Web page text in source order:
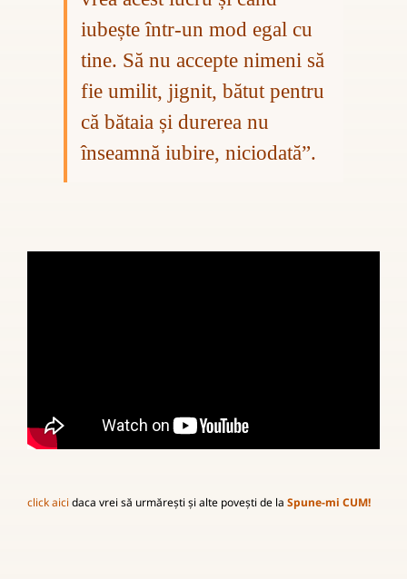
iubește într-un mod egal cu
tine. Să nu accepte nimeni să
fie umilit, jignit, bătut pentru
că bătaia și durerea nu
înseamnă iubire, niciodată”.
click aici daca vrei să urmărești și alte povești de la Spune-mi CUM!